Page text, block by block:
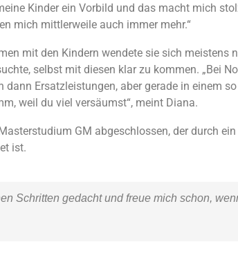
Kinder ein Vorbild und das macht mich
mich mittlerweile auch immer mehr.“
mit den Kindern wendete sie sich meistens
selbst mit diesen klar zu kommen. „Bei
dann Ersatzleistungen, aber gerade in einem
weil du viel versäumst“, meint Diana.
GM abgeschlossen, der durch ein
ist.
Schritten gedacht und freue mich schon,